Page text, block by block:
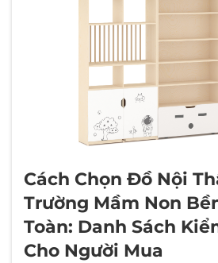
Cách Chọn Đồ Nội
Trường Mầm Non
Toàn: Danh Sách
Cho Người Mua